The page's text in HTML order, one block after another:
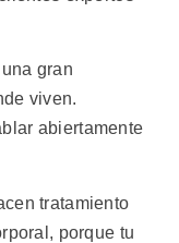
gran
viven.
abiertamente
tratamiento
porque tu